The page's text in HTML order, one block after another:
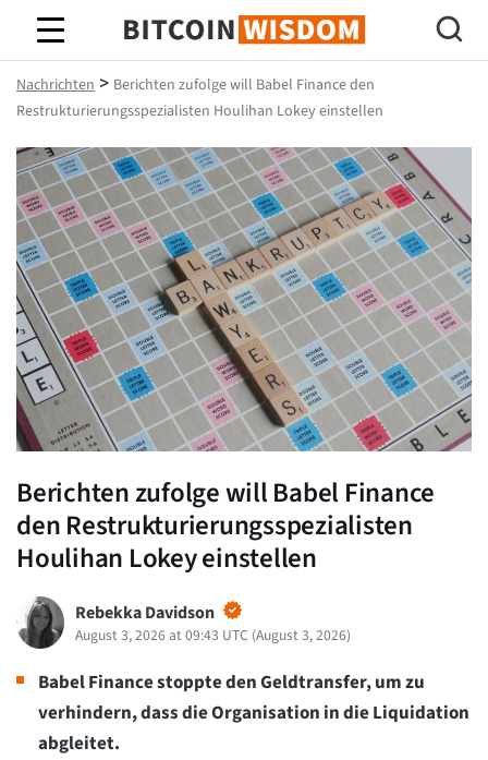
Bitcoin-Weisheit
Nachrichten > Berichten zufolge will Babel Finance den
Restrukturierungsspezialisten Houlihan Lokey einstellen
Berichten zufolge will Babel Finance
den Restrukturierungsspezialisten
Houlihan Lokey einstellen
Rebekka Davidson
August 3, 2026 at 09:43 UTC (August 3, 2026)
Babel Finance stoppte den Geldtransfer, um zu
verhindern, dass die Organisation in die Liquidation
abgleitet.